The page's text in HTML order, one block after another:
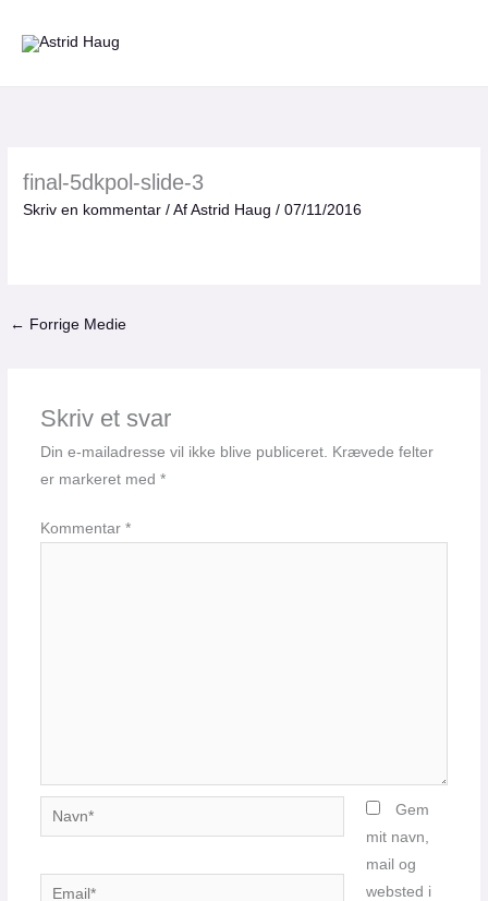
final-5dkpol-slide-3
Skriv en kommentar / AfAstrid Haug/07/11/2016
← Forrige Medie
Skriv et svar
Din e-mailadresse vil ikke blive publiceret. Krævede felter
er markeret med *
Kommentar *
Navn*
Email*
Gem
mit navn,
mail og
websted i